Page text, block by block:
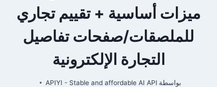
ميزات أساسية + تقييم تجاري
للملصقات/صفحات تفاصيل
التجارة الإلكترونية
بواسطة APIYI - Stable and affordable AI API